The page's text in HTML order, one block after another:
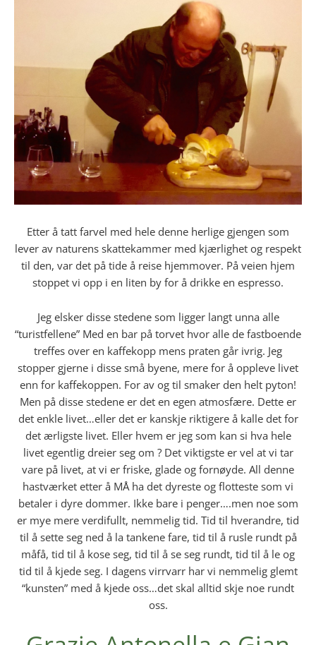
Etter å tatt farvel med hele denne herlige gjengen som
lever av naturens skattekammer med kjærlighet og respekt
til den, var det på tide å reise hjemmover. På veien hjem
stoppet vi opp i en liten by for å drikke en espresso.
Jeg elsker disse stedene som ligger langt unna alle
“turistfellene” Med en bar på torvet hvor alle de fastboende
treffes over en kaffekopp mens praten går ivrig. Jeg
stopper gjerne i disse små byene, mere for å oppleve livet
enn for kaffekoppen. For av og til smaker den helt pyton!
Men på disse stedene er det en egen atmosfære. Dette er
det enkle livet…eller det er kanskje riktigere å kalle det for
det ærligste livet. Eller hvem er jeg som kan si hva hele
livet egentlig dreier seg om ? Det viktigste er vel at vi tar
vare på livet, at vi er friske, glade og fornøyde. All denne
hastværket etter å MÅ ha det dyreste og flotteste som vi
betaler i dyre dommer. Ikke bare i penger….men noe som
er mye mere verdifullt, nemmelig tid. Tid til hverandre, tid
til å sette seg ned å la tankene fare, tid til å rusle rundt på
måfå, tid til å kose seg, tid til å se seg rundt, tid til å le og
tid til å kjede seg. I dagens virrvarr har vi nemmelig glemt
“kunsten” med å kjede oss…det skal alltid skje noe rundt
oss.